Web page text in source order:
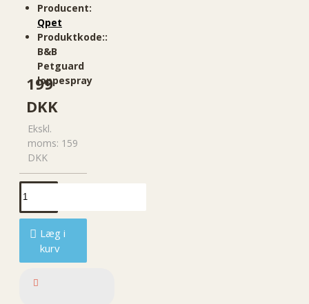
199
DKK
Ekskl.
moms: 159
DKK
Producent:
Qpet
Produktkode::
B&B
Petguard
loppespray
Læg i
kurv